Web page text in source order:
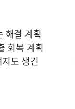
해결 계획
회복 계획
도 생긴